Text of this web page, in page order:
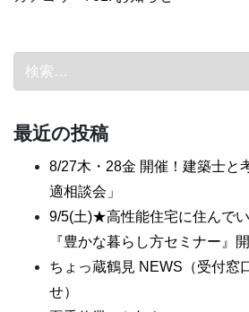
検索:
最近の投稿
8/27木・28金 開催！建築士と
適相談会」
9/5(土)★高性能住宅に住んで
『豊かな暮らし方セミナー』開
ちょっ蔵鶴見 NEWS（受付窓
せ）